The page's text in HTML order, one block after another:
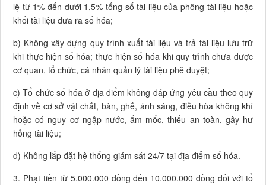
lệ từ 1% đến dưới 1,5% tổng số tài liệu của phông tài liệu hoặc
khối tài liệu đưa ra số hóa;
b) Không xây dựng quy trình xuất tài liệu và trả tài liệu lưu trữ
khi thực hiện số hóa; thực hiện số hóa khi quy trình chưa được
cơ quan, tổ chức, cá nhân quản lý tài liệu phê duyệt;
c) Tổ chức số hóa ở địa điểm không đáp ứng yêu cầu theo quy
định về cơ sở vật chất, bàn, ghế, ánh sáng, điều hòa không khí
hoặc có nguy cơ ngập nước, ẩm mốc, thiếu an toàn, gây hư
hỏng tài liệu;
d) Không lắp đặt hệ thống giám sát 24/7 tại địa điểm số hóa.
3. Phạt tiền từ 5.000.000 đồng đến 10.000.000 đồng đối với tổ